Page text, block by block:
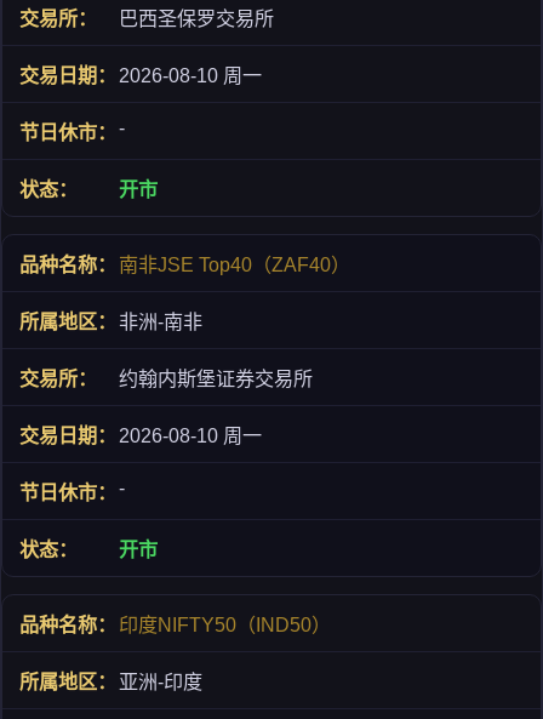
巴西圣保罗交易所
2026-08-10 周一
-
开市
南非JSE Top40（ZAF40）
非洲-南非
约翰内斯堡证券交易所
2026-08-10 周一
-
开市
印度NIFTY50（IND50）
亚洲-印度